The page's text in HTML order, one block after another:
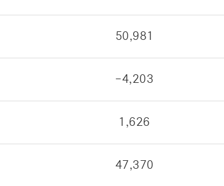
50,981
-4,203
1,626
47,370